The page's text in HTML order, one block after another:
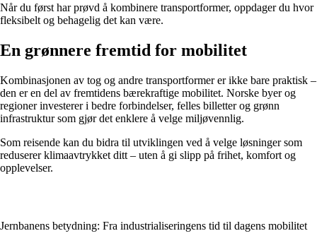
Når du først har prøvd å kombinere transportformer, oppdager du hvor
fleksibelt og behagelig det kan være.
En grønnere fremtid for mobilitet
Kombinasjonen av tog og andre transportformer er ikke bare praktisk –
den er en del av fremtidens bærekraftige mobilitet. Norske byer og
regioner investerer i bedre forbindelser, felles billetter og grønn
infrastruktur som gjør det enklere å velge miljøvennlig.
Som reisende kan du bidra til utviklingen ved å velge løsninger som
reduserer klimaavtrykket ditt – uten å gi slipp på frihet, komfort og
opplevelser.
Jernbanens betydning: Fra industrialiseringens tid til dagens mobilitet